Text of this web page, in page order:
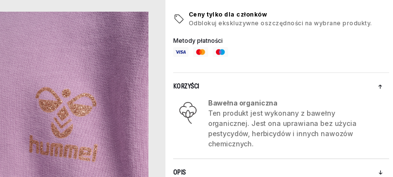
Ceny tylko dla członków
Odblokuj ekskluzywne oszczędności na wybrane produkty.
Metody płatności
KORZYŚCI
Bawełna organiczna
Ten produkt jest wykonany z bawełny
organicznej. Jest ona uprawiana bez użycia
pestycydów, herbicydów i innych nawozów
chemicznych.
OPIS